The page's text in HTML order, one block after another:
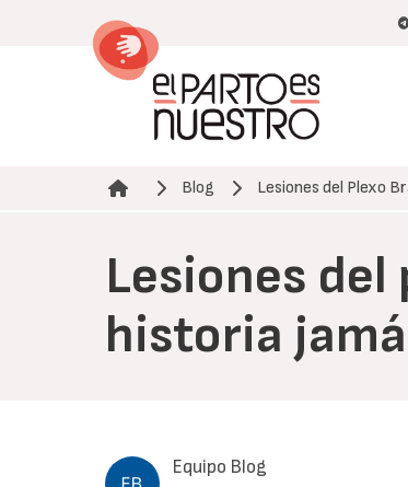
Ruta de navegación
Blog Lesiones del Plexo
Lesiones
historia
Equipo Blog